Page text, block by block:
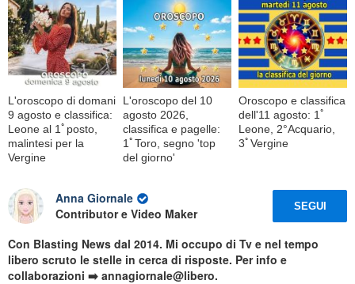
L'oroscopo di domani
9 agosto e classifica:
Leone al 1ﾟposto,
malintesi per la
Vergine
L'oroscopo del 10
agosto 2026,
classifica e pagelle:
1ﾟToro, segno 'top
del giorno'
Oroscopo e classifica
dell'11 agosto: 1ﾟ
Leone, 2°Acquario,
3ﾟVergine
Anna Giornale
Contributor e Video Maker
SEGUI
Con Blasting News dal 2014. Mi occupo di Tv e nel tempo
libero scruto le stelle in cerca di risposte. Per info e
collaborazioni ➡️ annagiornale@libero.